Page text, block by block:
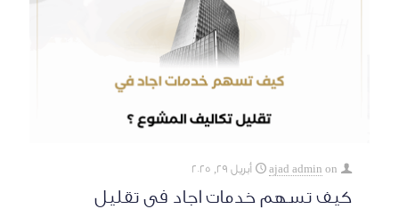
ajad admin on أبريل 29, 2025
كيف تسهم خدمات اجاد في تقليل